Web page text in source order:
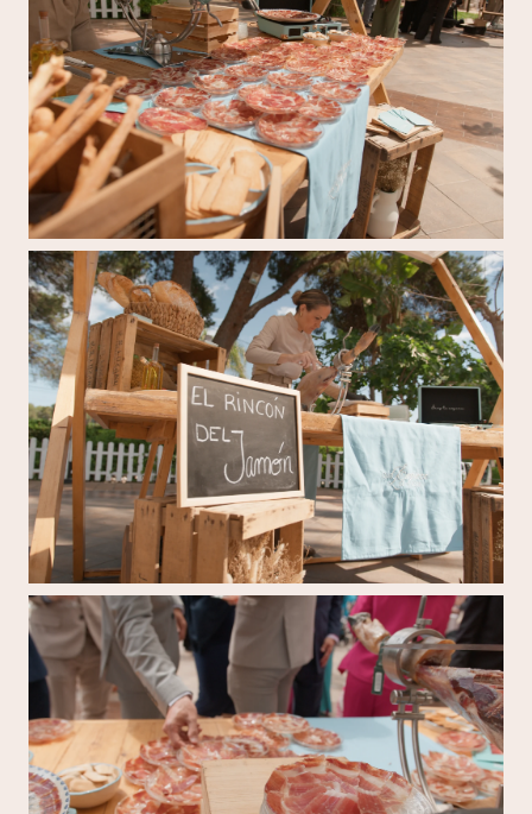
Mireia Sanchis cortando jamón ibérico en un evento
Mireia Sanchis cortando jamón ibérico en un evento